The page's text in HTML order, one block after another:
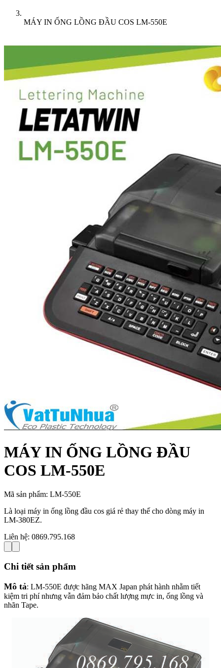
MÁY IN ỐNG LỒNG ĐẦU COS LM-550E
MÁY IN ỐNG LỒNG ĐẦU
COS LM-550E
Mã sản phẩm: LM-550E
Là loại máy in ống lồng đầu cos giá rẻ thay thế cho dòng máy in
LM-380EZ.
Liên hệ: 0869.795.168
Chi tiết sản phẩm
Mô tả: LM-550E được hãng MAX Japan phát hành nhằm tiết
kiệm tri phí nhưng vẫn đảm bảo chất lượng mực in, ống lồng và
nhãn Tape.